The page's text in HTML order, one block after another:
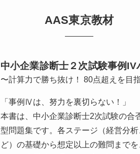
AAS東京教材
中小企業診断士２次試験事例IV
〜計算力で勝ち抜け！ 80点超えを目
「事例Ⅳは、努力を裏切らない！」
本書は、中小企業診断士2次試験の
型問題集です。各ステージ（経営分
ど）の基礎から想定以上の難問まで